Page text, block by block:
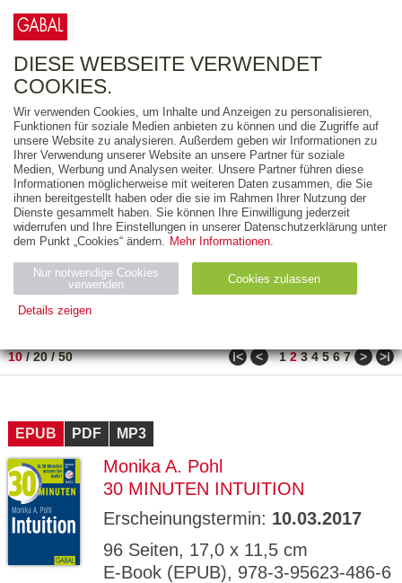
FREITEXT
AUSGABEART
AUS DER REIHE
ZUM THEMA
Neuerscheinung
Bestseller
PREIS
10/20/50 ǀ< < 1 2 3 4 5 6 7 > >ǀ
EPUB PDF MP3
Monika A. Pohl
30 MINUTEN INTUITION
Erscheinungstermin: 10.03.2017
96 Seiten, 17,0 x 11,5 cm
E-Book (EPUB), 978-3-95623-486-6
DIESE WEBSEITE VERWENDET
COOKIES.
Wir verwenden Cookies, um Inhalte und Anzeigen zu personalisieren,
Funktionen für soziale Medien anbieten zu können und die Zugriffe auf
unsere Website zu analysieren. Außerdem geben wir Informationen zu
Ihrer Verwendung unserer Website an unsere Partner für soziale
Medien, Werbung und Analysen weiter. Unsere Partner führen diese
Informationen möglicherweise mit weiteren Daten zusammen, die Sie
ihnen bereitgestellt haben oder die sie im Rahmen Ihrer Nutzung der
Dienste gesammelt haben. Sie können Ihre Einwilligung jederzeit
widerrufen und Ihre Einstellungen in unserer Datenschutzerklärung unter
dem Punkt „Cookies“ ändern. Mehr Informationen.
Nur notwendige Cookies
verwenden
Cookies zulassen
Details zeigen
Name Zweck
Ty
ESSION
_ID
verlag.
de
Session verwendet
GV_CO
OKIES
gabal-
Speichert den Zustimmungsstatus des
Domäne.